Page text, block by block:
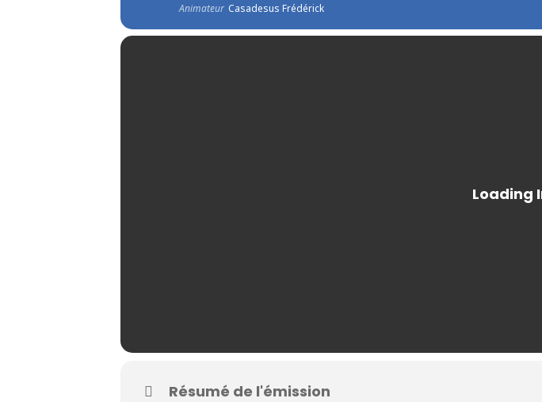
Animateur Casadesus Frédérick
Résumé de l'émission